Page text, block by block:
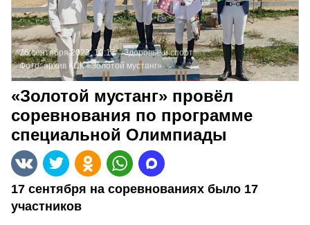
26 сентября 2023, 10:17
Здоровье и спорт
Фото:архив КСК «Золотой мустанг»
«Золотой мустанг» провёл
соревнования по программе
специальной Олимпиады
17 сентября на соревнованиях было 17
участников